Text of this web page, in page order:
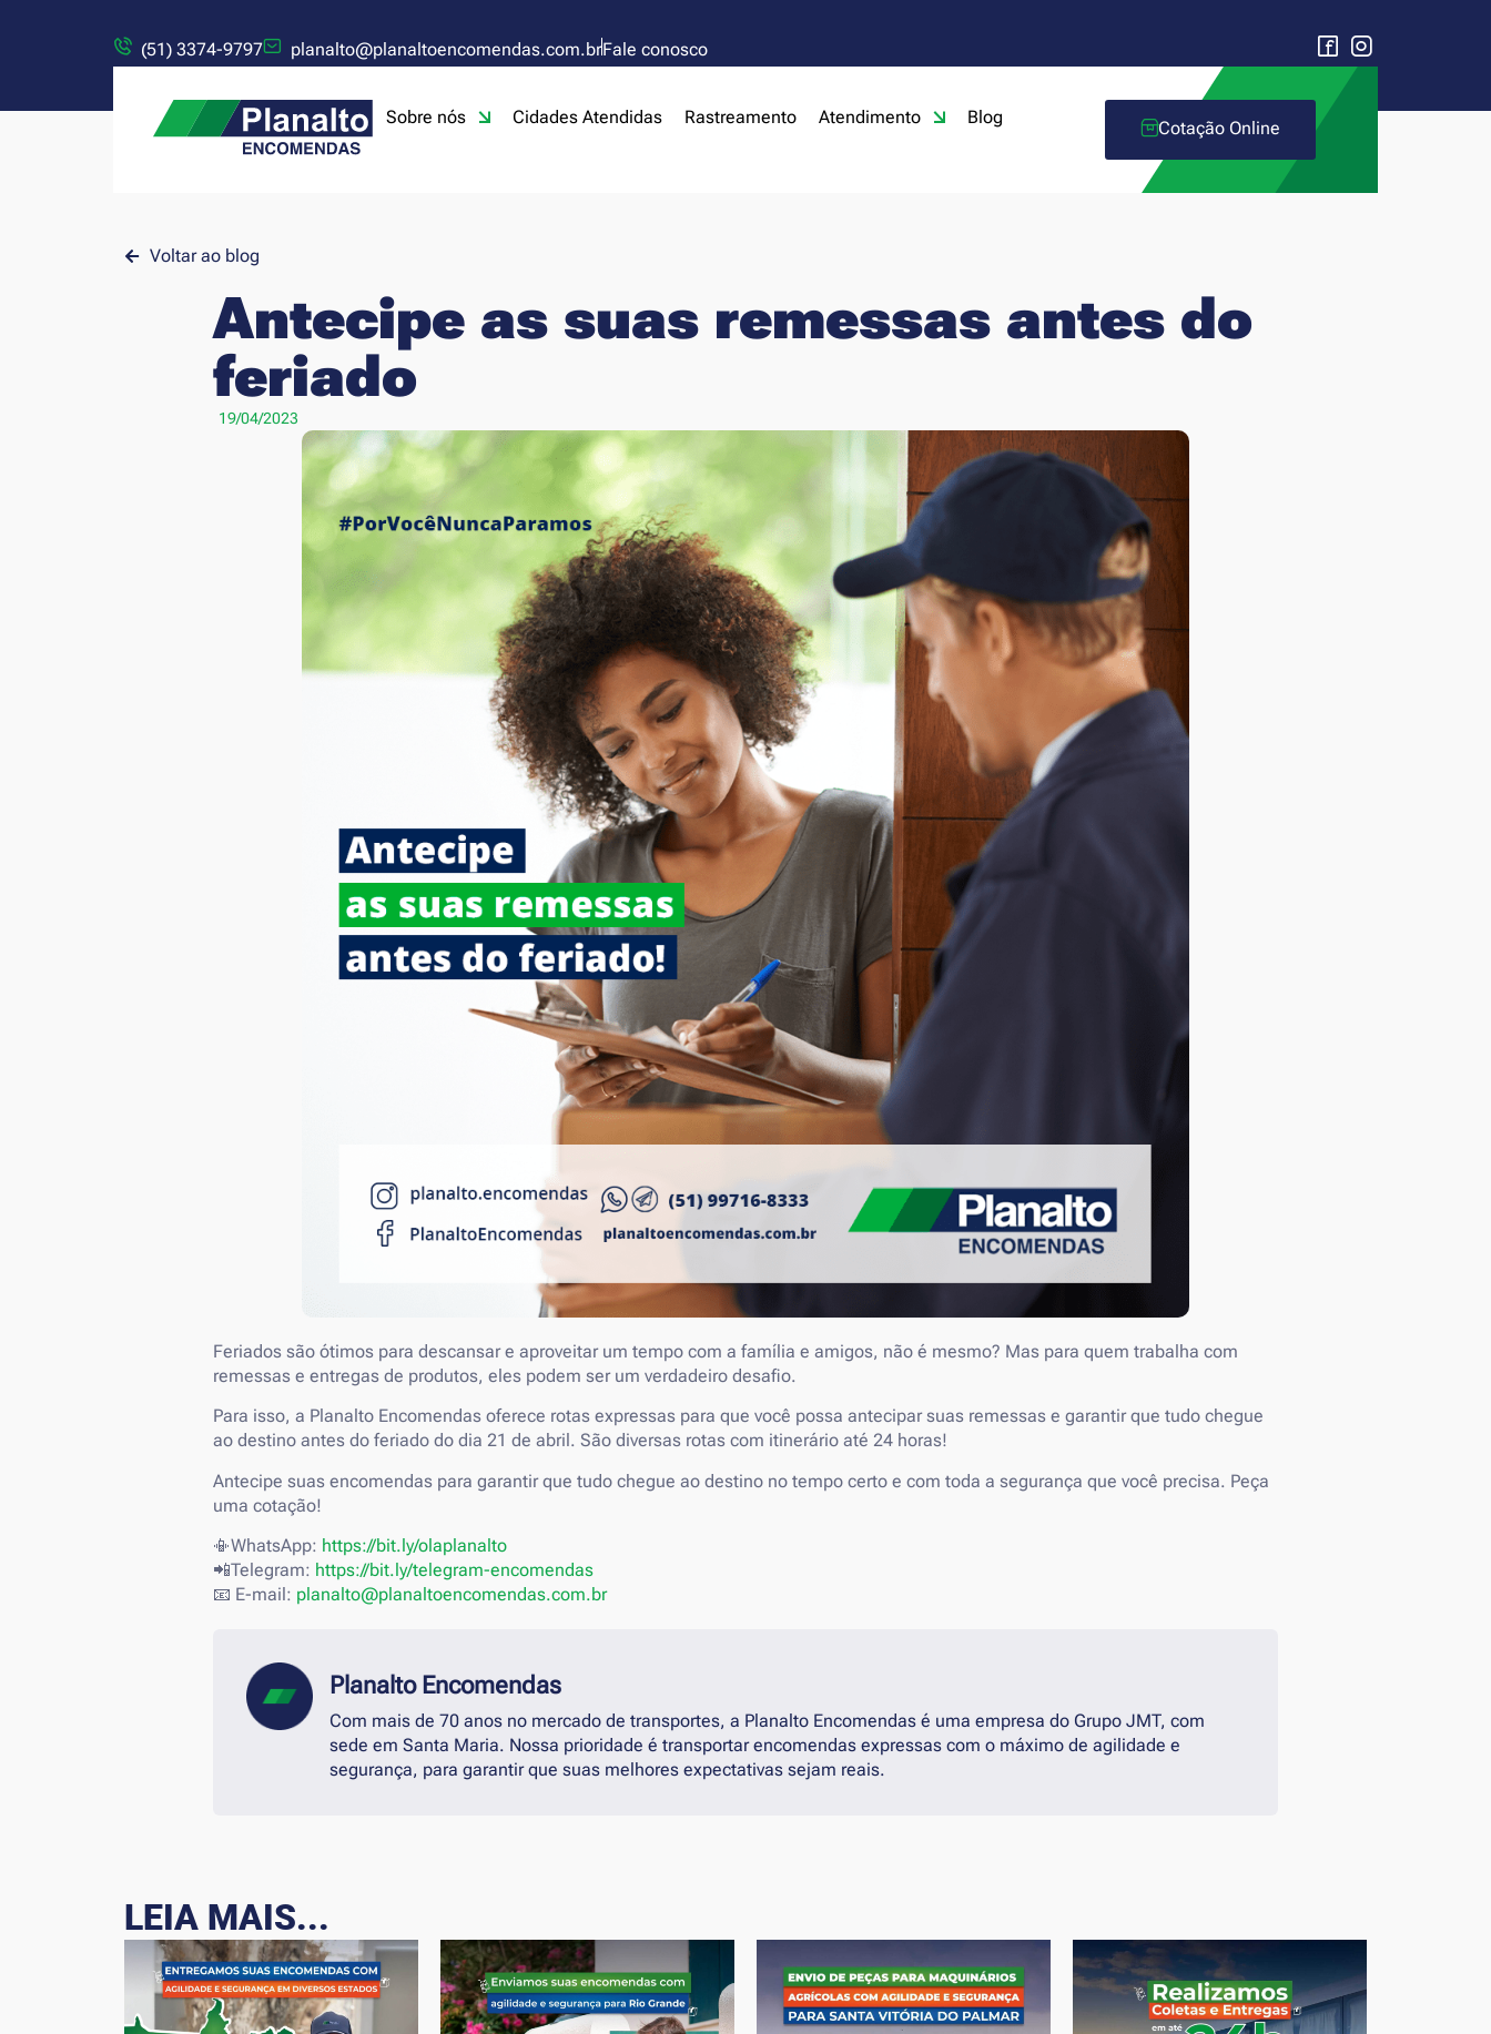
(51) 3374-9797 planalto@planaltoencomendas.com.brFale conosco
Sobre nós Cidades Atendidas Rastreamento Atendimento Blog
Cotação Online
Voltar ao blog
Antecipe as suas remessas antes do
feriado
19/04/2023
Feriados são ótimos para descansar e aproveitar um tempo com a família e amigos, não é mesmo? Mas para quem trabalha com
remessas e entregas de produtos, eles podem ser um verdadeiro desafio.
Para isso, a Planalto Encomendas oferece rotas expressas para que você possa antecipar suas remessas e garantir que tudo chegue
ao destino antes do feriado do dia 21 de abril. São diversas rotas com itinerário até 24 horas!
Antecipe suas encomendas para garantir que tudo chegue ao destino no tempo certo e com toda a segurança que você precisa. Peça
uma cotação!
📳WhatsApp: https://bit.ly/olaplanalto
📲Telegram: https://bit.ly/telegram-encomendas
📧 E-mail: planalto@planaltoencomendas.com.br
Planalto Encomendas
Com mais de 70 anos no mercado de transportes, a Planalto Encomendas é uma empresa do Grupo JMT, com
sede em Santa Maria. Nossa prioridade é transportar encomendas expressas com o máximo de agilidade e
segurança, para garantir que suas melhores expectativas sejam reais.
LEIA MAIS...